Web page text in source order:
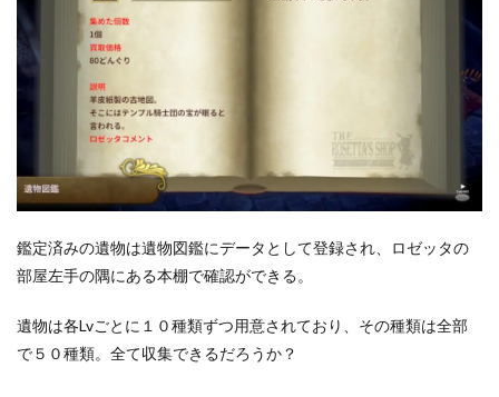
鑑定済みの遺物は遺物図鑑にデータとして登録され、ロゼッタの
部屋左手の隅にある本棚で確認ができる。
遺物は各Lvごとに１０種類ずつ用意されており、その種類は全部
で５０種類。全て収集できるだろうか？